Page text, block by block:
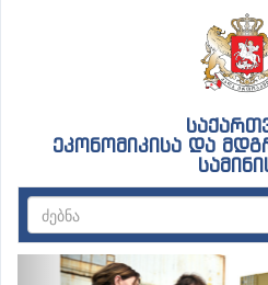
ეკონომიკისა და
Previous